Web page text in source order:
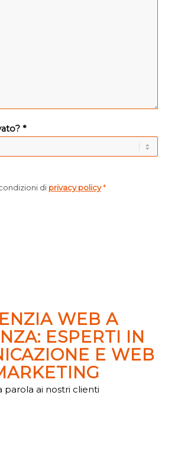
*
di privacy policy *
WEB A
ESPERTI IN
E WEB
parola ai nostri clienti